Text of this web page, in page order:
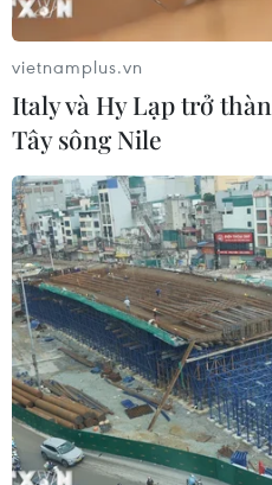
vietnamplus.vn
Italy và Hy Lạp trở
Tây sông Nile